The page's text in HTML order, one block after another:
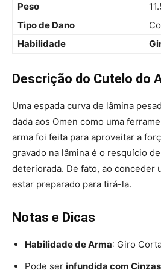
Peso
Tipo de Dano
Habilidade
Descrição do Cutelo do
Uma espada curva de lâmina
dada aos Omen como uma
arma foi feita para aproveitar a
gravado na lâmina é o resquício
deteriorada. De fato, ao conceder
estar preparado para tirá-la.
Notas e Dicas
Habilidade de Arma: Giro
Pode ser infundida com